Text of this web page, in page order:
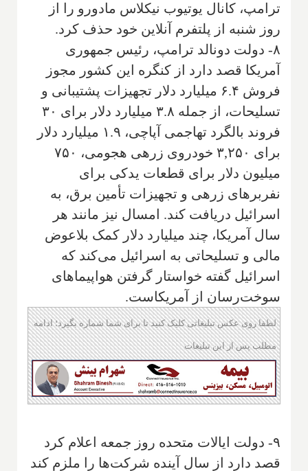
ترامپ، کانال یوتیوب نیکلاس مادورو را از
روز شنبه از پلتفرم آنلاین خود حذف کرد.
۸- دولت دونالد ترامپ، رئیس جمهوری
آمریکا قصد دارد از کنگره این کشور مجوز
فروش ۶.۴ میلیارد دلار تجهیزات پشتیبانی و
تسلیحات، از جمله ۳.۸ میلیارد دلار برای ۳۰
فروند بالگرد تهاجمی آپاچی، ۱.۹ میلیارد دلار
برای ۳,۲۵۰ خودروی زرهی هجومی، ۷۵۰
میلیون دلار برای قطعات یدکی برای
نفربرهای زرهی و تجهیزات تأمین برق، به
اسرائیل دریافت کند. امسال نیز مانند هر
سال آمریکا، چند میلیارد دلار کمک بلاعوض
مالی و تسلیحاتی به اسرائیل می‌کند که
اسرائیل گفته خواستار گرفتن هواپیماهای
سوخت‌رسان از آمریکاست.
لطفا روی عکس تبلیغاتی کلیک کنید تا برای شما شماره بگیرد؛ ادامه
مطلب پس از این تبلیغات
۹- دولت ایالات متحده روز جمعه اعلام کرد
قصد دارد از سال آینده شرکت‌ها را ملزم کند